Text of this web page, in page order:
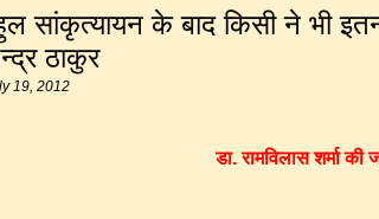
सांकृत्यायन के बाद किसी ने भी
ठाकुर
19, 2012
डा. रामविलास शर्मा